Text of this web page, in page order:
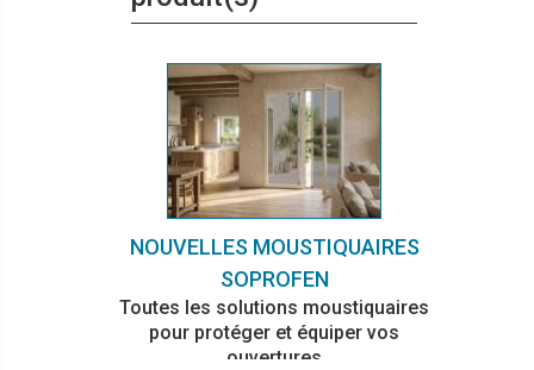
NOUVELLES MOUSTIQUAIRES
SOPROFEN
Toutes les solutions moustiquaires
pour protéger et équiper vos
ouvertures